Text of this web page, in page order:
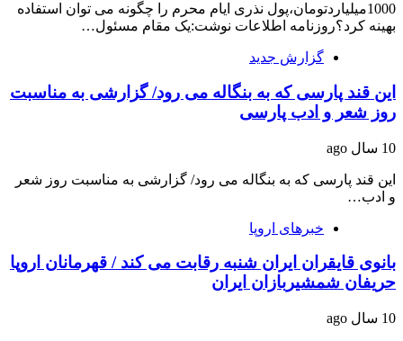
1000میلیاردتومان،پول نذری ایام محرم را چگونه می توان استفاده
بهینه کرد؟روزنامه اطلاعات نوشت:یک مقام مسئول…
گزارش جدید
این قند پارسی که به بنگاله می رود/ گزارشی به مناسبت
روز شعر و ادب پارسی
10 سال ago
این قند پارسی که به بنگاله می رود/ گزارشی به مناسبت روز شعر
و ادب…
خبرهای اروپا
بانوی قایقران ایران شنبه رقابت می کند / قهرمانان اروپا
حریفان شمشیربازان ایران
10 سال ago